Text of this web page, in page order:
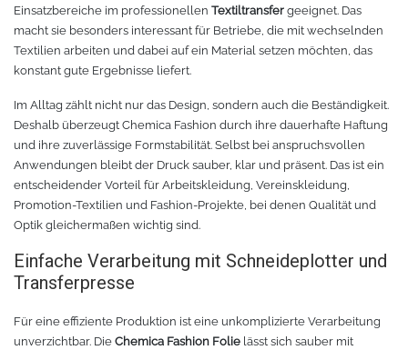
Chemica Galaxy
Chemica Sunmark
Chemica Printbar
Chemica Reflex
Chemica Darklite
Chemica Fashion
Transferpapier
Handgelenktasche
Werkzeugkasten
Reinigung
Tücher
Reinigungsset
Verpackungsmaschinen
Klebeband
Einsatzbereiche im professionellen Textiltransfer geeignet. Das
macht sie besonders interessant für Betriebe, die mit wechselnden
Textilien arbeiten und dabei auf ein Material setzen möchten, das
konstant gute Ergebnisse liefert.
Im Alltag zählt nicht nur das Design, sondern auch die Beständigkeit.
Deshalb überzeugt Chemica Fashion durch ihre dauerhafte Haftung
und ihre zuverlässige Formstabilität. Selbst bei anspruchsvollen
Anwendungen bleibt der Druck sauber, klar und präsent. Das ist ein
entscheidender Vorteil für Arbeitskleidung, Vereinskleidung,
Promotion-Textilien und Fashion-Projekte, bei denen Qualität und
Optik gleichermaßen wichtig sind.
Einfache Verarbeitung mit Schneideplotter und
Transferpresse
Für eine effiziente Produktion ist eine unkomplizierte Verarbeitung
unverzichtbar. Die Chemica Fashion Folie lässt sich sauber mit